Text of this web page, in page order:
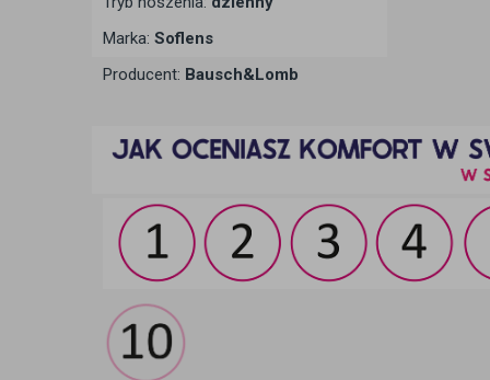
Marka: Soflens
Producent: Bausch&Lomb